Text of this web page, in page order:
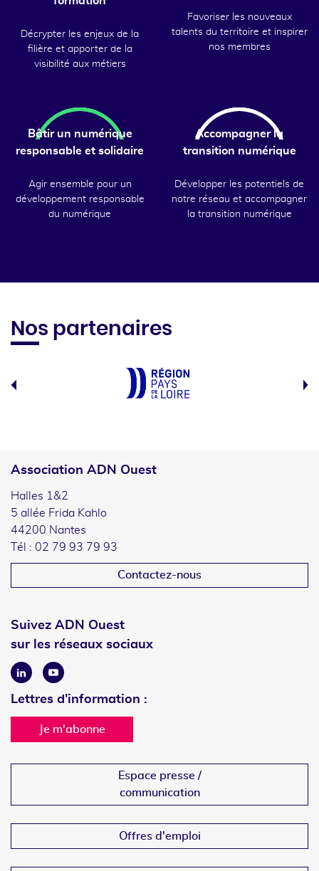
Décrypter les enjeux de la
filière et apporter de la
visibilité aux métiers
Favoriser les nouveaux
talents du territoire et inspirer
nos membres
Bâtir un numérique
responsable et solidaire
Agir ensemble pour un
développement responsable
du numérique
Accompagner la
transition numérique
Développer les potentiels de
notre réseau et accompagner
la transition numérique
Nos partenaires
Association ADN Ouest
Halles 1&2
5 allée Frida Kahlo
44200 Nantes
Tél : 02 79 93 79 93
Contactez-nous
Suivez ADN Ouest
sur les réseaux sociaux
LinkedinYoutube
Lettres d'information :
Je m'abonne
Espace presse /
communication
Offres d'emploi